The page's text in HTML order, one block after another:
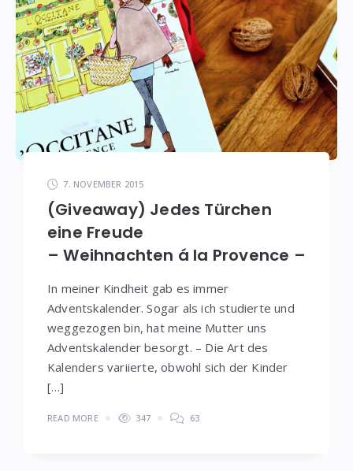
7. NOVEMBER 2015
(Giveaway) Jedes Türchen
eine Freude
– Weihnachten á la Provence –
In meiner Kindheit gab es immer
Adventskalender. Sogar als ich studierte und
weggezogen bin, hat meine Mutter uns
Adventskalender besorgt. – Die Art des
Kalenders variierte, obwohl sich der Kinder
[…]
READ MORE 347 63